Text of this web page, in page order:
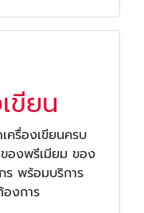
ขียน
ครื่องเขียนครบ
องพรีเมียม ของ
ร พร้อมบริการ
งการ